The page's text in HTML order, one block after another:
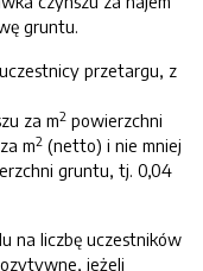
gruntu.
przetargu, z
za m2 powierzchni
m2 (netto) i nie mniej
gruntu, tj. 0,04
na liczbę uczestników
jeżeli